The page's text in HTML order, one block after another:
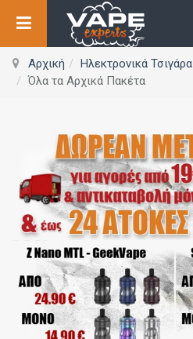
Αρχική Ηλεκτρονικά Τσιγάρα
Όλα τα Αρχικά Πακέτα